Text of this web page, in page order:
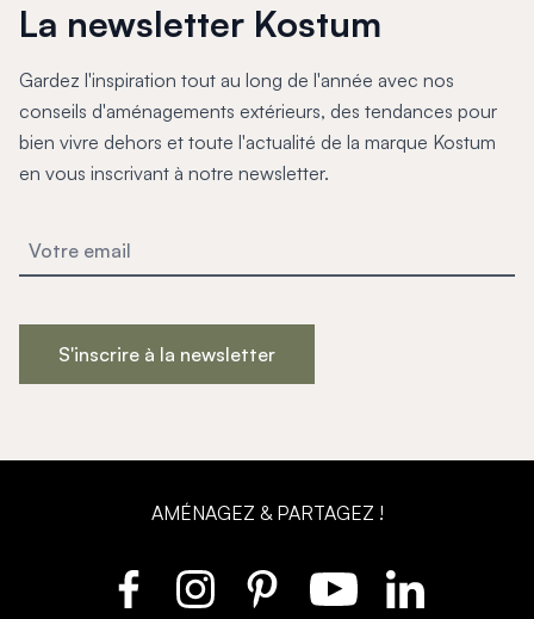
La newsletter Kostum
Gardez l'inspiration tout au long de l'année avec nos
conseils d'aménagements extérieurs, des tendances pour
bien vivre dehors et toute l'actualité de la marque Kostum
en vous inscrivant à notre newsletter.
S'inscrire à la newsletter
AMÉNAGEZ & PARTAGEZ !